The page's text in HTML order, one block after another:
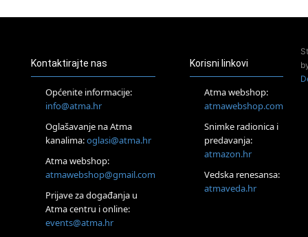
Tečaj Višeg Vodstva, razvijanja intuicije i Akaša zapisa
26.08.
Postanite Nositelj Vibracije Nove Zemlje
Visoko
Alemka Dauskardt – Jednodnevna radionica sistemskih
Zagreb
HOD PO ŽERAVICI – Seminar koji mijenja tijelo, duh i um
SoulFest – Festival glazbe, mudrosti i zajedništva
Radoboj
Kontaktirajte nas
Općenite informacije:
info@atma.hr
Oglašavanje na Atma
kanalima:oglasi@atma.hr
Atma webshop:
atmawebshop@gmail.com
Prijave za događanja u
Atma centru i online:
events@atma.hr
Korisni linkovi
Atma webshop:
atmawebshop.com
Snimke radionica i
predavanja:
atmazon.hr
Vedska renesansa:
atmaveda.hr